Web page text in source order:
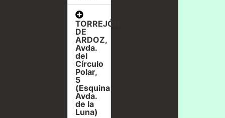
TORREJÓN
DE
ARDOZ,
Avda.
del
Círculo
Polar,
5
(Esquina
Avda.
de la
Luna)